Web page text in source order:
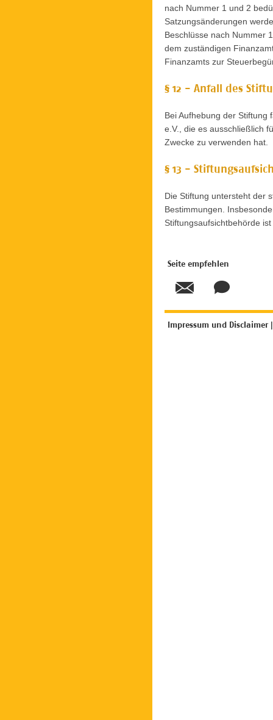
nach Nummer 1 und 2
Satzungsänderungen
Beschlüsse nach Nummer
dem zuständigen
Finanzamts zur
§ 12 - Anfall des
Bei Aufhebung der Stiftung
e.V., die es ausschließlich
Zwecke zu verwenden hat.
§ 13 -
Die Stiftung untersteht der
Bestimmungen.
Stiftungsaufsichtbehörde
Seite empfehlen
Impressum und Disclaimer